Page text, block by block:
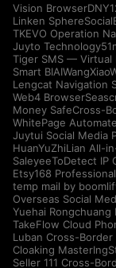
Vision Browser
Linken Sphere
TKEVO Operation
Juyto Technology
Tiger SMS — Virtual
Smart BIAI
Lengcat Navigation
Web4 Browser
Money SafeCross-
WhitePage
Juytui Social Media
HuanYuZhiLian All-
SaleyeeToDetect IP
Etsy168
temp mail by
Overseas Social
Yuehai
TakeFlow Cloud
Luban Cross-Border
Cloaking Master
Seller 111 Cross-